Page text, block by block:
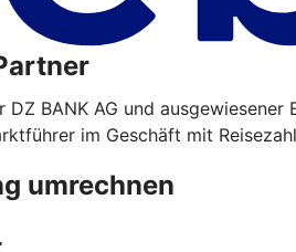
BANK AG und
im Geschäft mit
umrechnen